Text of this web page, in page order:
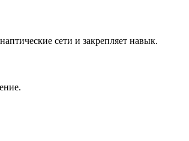
сети и закрепляет навык.